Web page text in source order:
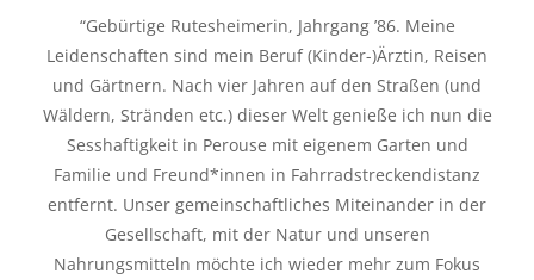
“Gebürtige Rutesheimerin, Jahrgang ’86. Meine
Leidenschaften sind mein Beruf (Kinder-)Ärztin, Reisen
und Gärtnern. Nach vier Jahren auf den Straßen (und
Wäldern, Stränden etc.) dieser Welt genieße ich nun die
Sesshaftigkeit in Perouse mit eigenem Garten und
Familie und Freund*innen in Fahrradstreckendistanz
entfernt. Unser gemeinschaftliches Miteinander in der
Gesellschaft, mit der Natur und unseren
Nahrungsmitteln möchte ich wieder mehr zum Fokus